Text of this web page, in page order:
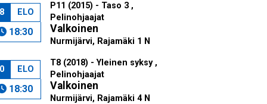
ELO
18:30
P11 (2015) - Taso 3 ,
Pelinohjaajat
Valkoinen
Nurmijärvi, Rajamäki 1 N
ELO
18:30
T8 (2018) - Yleinen syksy ,
Pelinohjaajat
Valkoinen
Nurmijärvi, Rajamäki 4 N